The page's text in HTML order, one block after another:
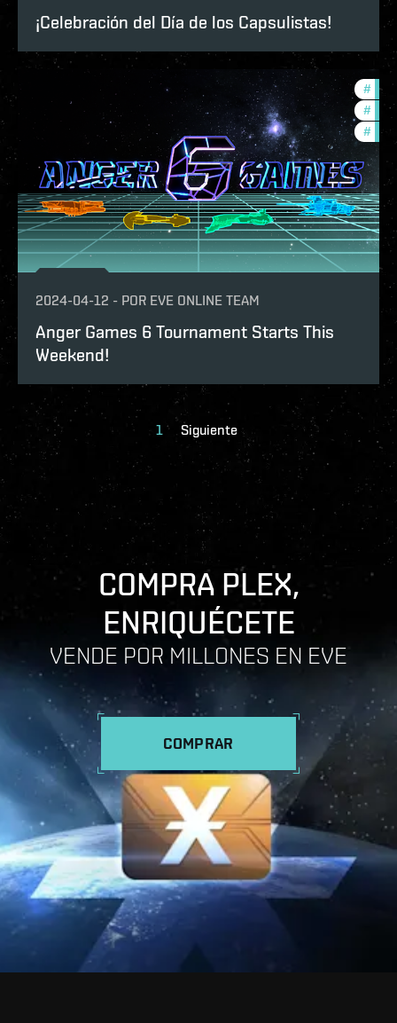
¡Celebración del Día de los Capsulistas!
#
#
#
2024-04-12 - POR EVE ONLINE TEAM
Anger Games 6 Tournament Starts This
Weekend!
1 Siguiente
COMPRA PLEX,
ENRIQUÉCETE
VENDE POR MILLONES EN EVE
COMPRAR